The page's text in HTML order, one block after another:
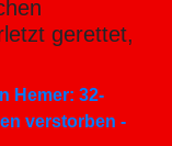
gerettet,
Hemer: 32-
verstorben -